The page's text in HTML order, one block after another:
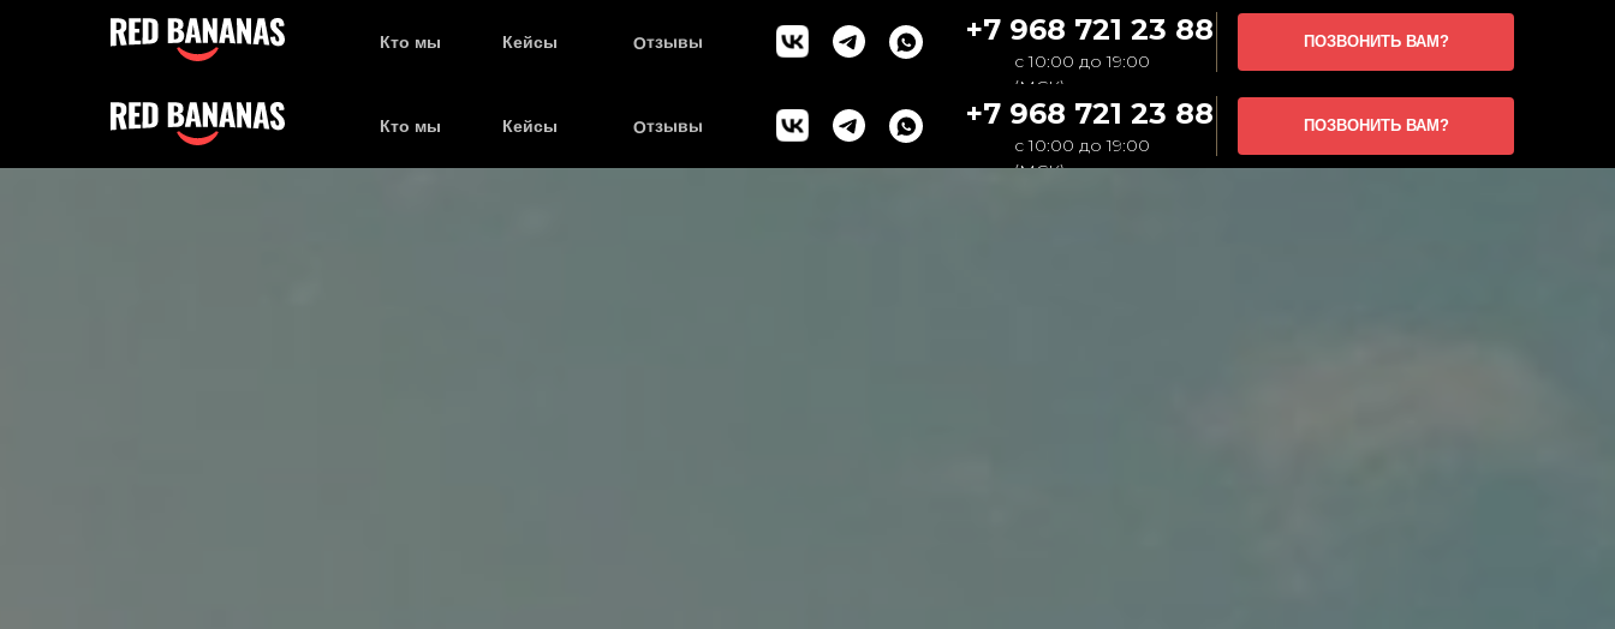
+7 968 721 23 88
c 10:00 до 19:00
(МСК)
Кто мы Кейсы Отзывы ПОЗВОНИТЬ ВАМ?
+7 968 721 23 88
c 10:00 до 19:00
(МСК)
Кто мы Кейсы Отзывы ПОЗВОНИТЬ ВАМ?